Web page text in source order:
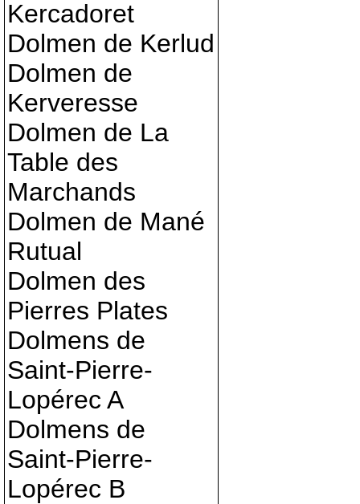
Kercadoret
Dolmen de Kerlud
Dolmen de
Kerveresse
Dolmen de La
Table des
Marchands
Dolmen de Mané
Rutual
Dolmen des
Pierres Plates
Dolmens de
Saint-Pierre-
Lopérec A
Dolmens de
Saint-Pierre-
Lopérec B